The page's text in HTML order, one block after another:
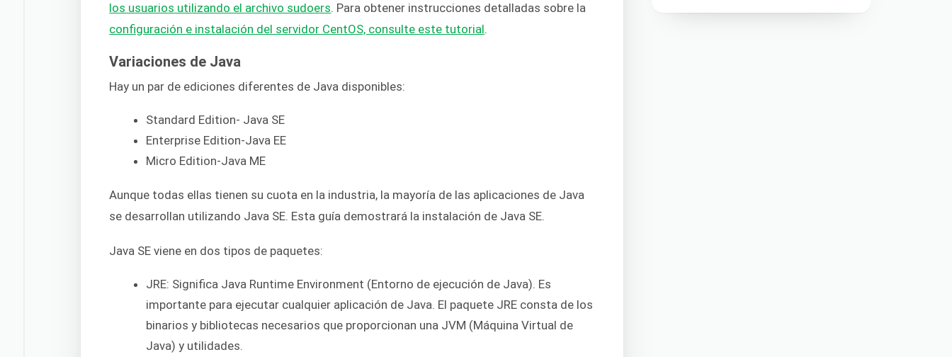
los usuarios utilizando el archivo sudoers. Para obtener instrucciones detalladas sobre la
configuración e instalación del servidor CentOS, consulte este tutorial.
Variaciones de Java
Hay un par de ediciones diferentes de Java disponibles:
Standard Edition- Java SE
Enterprise Edition-Java EE
Micro Edition-Java ME
Aunque todas ellas tienen su cuota en la industria, la mayoría de las aplicaciones de Java
se desarrollan utilizando Java SE. Esta guía demostrará la instalación de Java SE.
Java SE viene en dos tipos de paquetes:
JRE: Significa Java Runtime Environment (Entorno de ejecución de Java). Es
importante para ejecutar cualquier aplicación de Java. El paquete JRE consta de los
binarios y bibliotecas necesarios que proporcionan una JVM (Máquina Virtual de
Java) y utilidades.